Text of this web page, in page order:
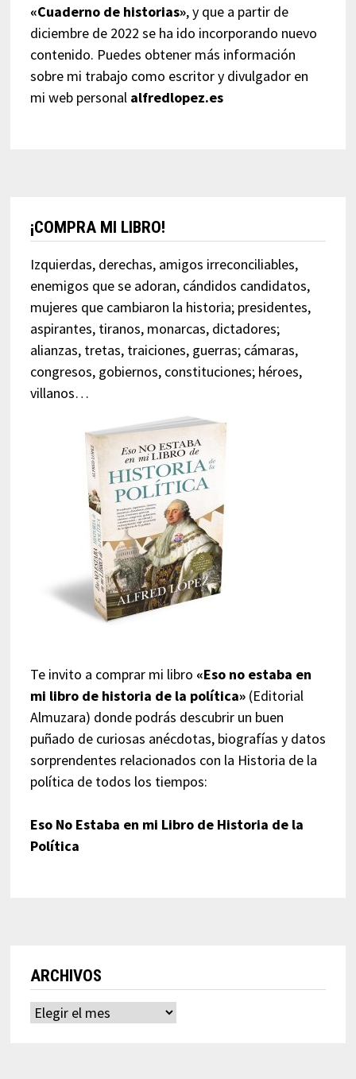
«Cuaderno de historias», y que a partir de
diciembre de 2022 se ha ido incorporando nuevo
contenido. Puedes obtener más información
sobre mi trabajo como escritor y divulgador en
mi web personal alfredlopez.es
¡COMPRA MI LIBRO!
Izquierdas, derechas, amigos irreconciliables,
enemigos que se adoran, cándidos candidatos,
mujeres que cambiaron la historia; presidentes,
aspirantes, tiranos, monarcas, dictadores;
alianzas, tretas, traiciones, guerras; cámaras,
congresos, gobiernos, constituciones; héroes,
villanos…
Te invito a comprar mi libro «Eso no estaba en
mi libro de historia de la política»(Editorial
Almuzara) donde podrás descubrir un buen
puñado de curiosas anécdotas, biografías y datos
sorprendentes relacionados con la Historia de la
política de todos los tiempos:
Eso No Estaba en mi Libro de Historia de la
Política
ARCHIVOS
Archivos